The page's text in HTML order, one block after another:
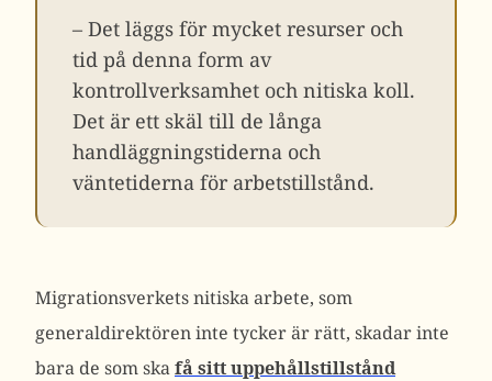
– Det läggs för mycket resurser och
tid på denna form av
kontrollverksamhet och nitiska koll.
Det är ett skäl till de långa
handläggningstiderna och
väntetiderna för arbetstillstånd.
Migrationsverkets nitiska arbete, som
generaldirektören inte tycker är rätt, skadar inte
bara de som skafå sitt uppehållstillstånd